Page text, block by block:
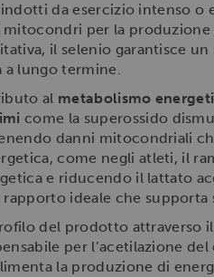
da esercizio intenso o
mitocondri per la
il selenio garantisce
a lungo termine.
al metabolismo
come la superossido
danni mitocondriali
come negli atleti, il
e riducendo il lattato
ideale che supporta
del prodotto attraverso
per l’acetilazione
la produzione di